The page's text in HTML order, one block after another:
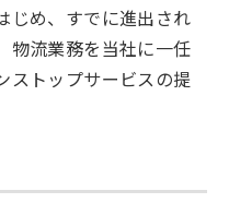
じめ、すでに進出され
物流業務を当社に一任
ストップサービスの提